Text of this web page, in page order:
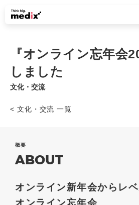
『オンライン忘年会
しました
文化・交流
< 文化・交流 一覧
概要
ABOUT
オンライン新年会からレ
オンライン忘年会